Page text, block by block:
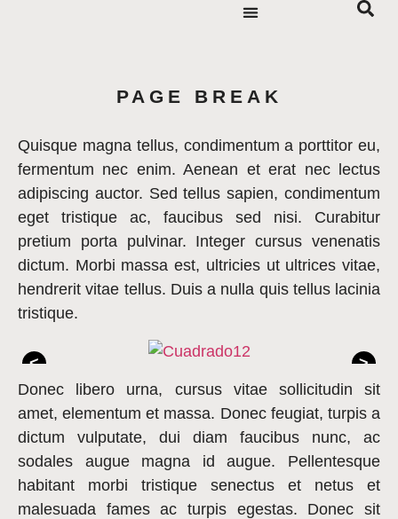
PAGE BREAK
Quisque magna tellus, condimentum a porttitor eu,
fermentum nec enim. Aenean et erat nec lectus
adipiscing auctor. Sed tellus sapien, condimentum
eget tristique ac, faucibus sed nisi. Curabitur
pretium porta pulvinar. Integer cursus venenatis
dictum. Morbi massa est, ultricies ut ultrices vitae,
hendrerit vitae tellus. Duis a nulla quis tellus lacinia
tristique.
<
>
Donec libero urna, cursus vitae sollicitudin sit
amet, elementum et massa. Donec feugiat, turpis a
dictum vulputate, dui diam faucibus nunc, ac
sodales augue magna id augue. Pellentesque
habitant morbi tristique senectus et netus et
malesuada fames ac turpis egestas. Donec sit